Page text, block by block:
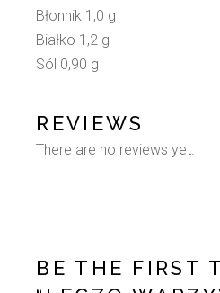
Błonnik 1,0 g
Białko 1,2 g
Sól 0,90 g
REVIEWS
There are no reviews yet.
BE THE FIRST